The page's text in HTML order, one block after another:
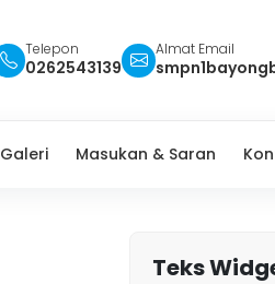
Telepon
0262543139
Almat Email
Galeri Masukan & Saran
Teks